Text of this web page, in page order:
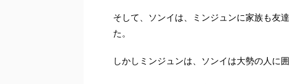
そして、ソンイは、ミンジュンに家族も友
た。
しかしミンジュンは、ソンイは大勢の人に